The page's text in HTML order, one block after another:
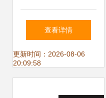
形象的艺术与科学
查看详情
更新时间：2026-08-06
20:09:58